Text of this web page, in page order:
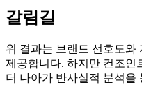
갈림길
위 결과는 브랜드 선호도와
제공합니다. 하지만 컨조인
더 나아가 반사실적 분석을